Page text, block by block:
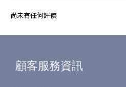
尚未有任何評價
顧客服務資訊